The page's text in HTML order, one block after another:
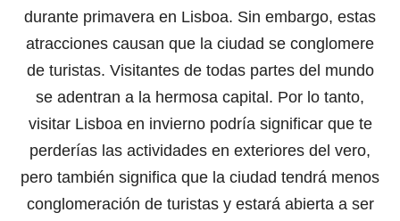
durante primavera en Lisboa. Sin embargo, estas
atracciones causan que la ciudad se conglomere
de turistas. Visitantes de todas partes del mundo
se adentran a la hermosa capital. Por lo tanto,
visitar Lisboa en invierno podría significar que te
perderías las actividades en exteriores del vero,
pero también significa que la ciudad tendrá menos
conglomeración de turistas y estará abierta a ser